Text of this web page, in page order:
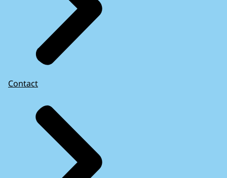
Contact